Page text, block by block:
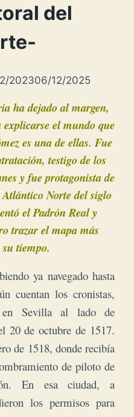
del
202306/12/2025
ha dejado al margen,
el mundo que
es una de ellas. Fue
testigo de los
y fue protagonista de
Norte del siglo
el Padrón Real y
trazar el mapa más
tiempo.
ya navegado hasta
cuentan los cronistas,
en Sevilla al lado de
20 de octubre de 1517.
de 1518, donde recibía
de piloto de
En esa ciudad, a
los permisos para